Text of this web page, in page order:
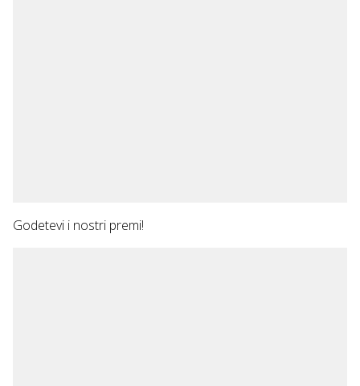
Godetevi i nostri premi!